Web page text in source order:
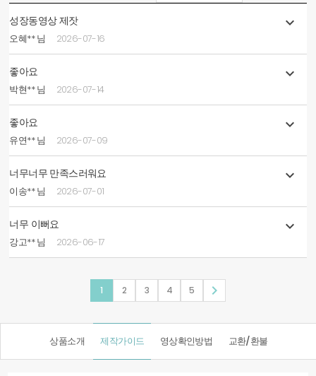
성장동영상 제잣
오혜** 님 2026-07-16

좋아요
박현** 님 2026-07-14

좋아요
유연** 님 2026-07-09

너무너무 만족스러워요
이송** 님 2026-07-01

너무 이뻐요
강고** 님 2026-06-17

1 2 3 4 5 
상품소개 제작가이드 영상확인방법 교환/환불